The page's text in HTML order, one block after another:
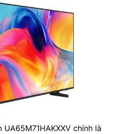
chính là